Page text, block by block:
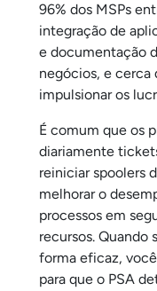
96% dos MSPs
integração de
e documentação
negócios, e cerca
impulsionar os
É comum que os
diariamente
reiniciar spoolers
melhorar o
processos em
recursos. Quando
forma eficaz,
para que o PSA